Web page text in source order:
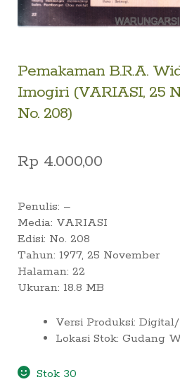
Pemakaman B.R.A.
Imogiri (VARIASI, 25
No. 208)
Rp 4.000,00
Penulis: –
Media: VARIASI
Edisi: No. 208
Tahun: 1977, 25 November
Halaman: 22
Ukuran: 18.8 MB
Versi Produksi:
Lokasi Stok:Gudang
Stok 30